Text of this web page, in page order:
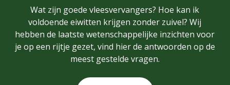
Wat zijn goede vleesvervangers? Hoe kan ik
voldoende eiwitten krijgen zonder zuivel? Wij
hebben de laatste wetenschappelijke inzichten voor
je op een rijtje gezet, vind hier de antwoorden op de
meest gestelde vragen.